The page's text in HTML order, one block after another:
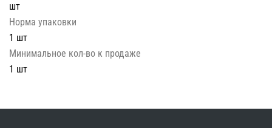
шт
Норма упаковки
1 шт
Минимальное кол-во к продаже
1 шт